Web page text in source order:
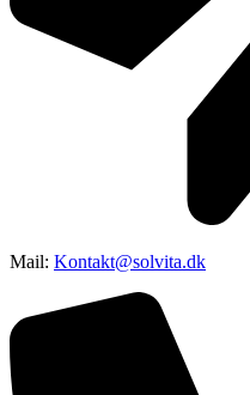
Mail: Kontakt@solvita.dk